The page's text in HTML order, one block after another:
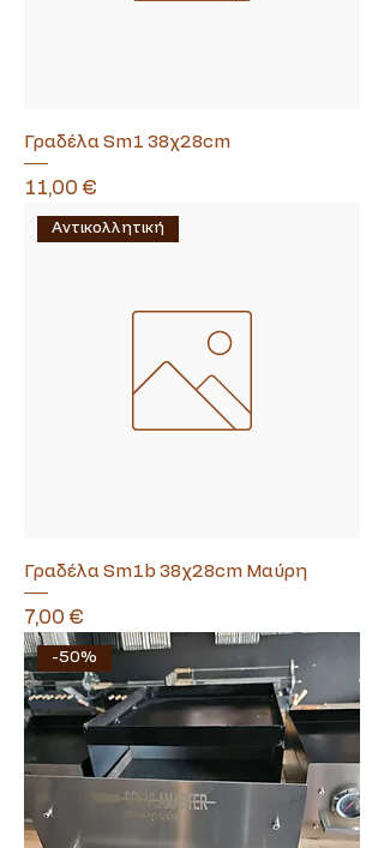
Γραδέλα Sm1 38χ28cm
Τιμή
11,00 €
Αντικολλητική
Γραδέλα Sm1b 38χ28cm Μαύρη
Τιμή
7,00 €
-50%